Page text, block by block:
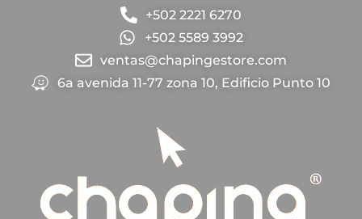
+502 2221 6270
+502 5589 3992
ventas@chapingestore.com
6a avenida 11-77 zona 10, Edificio Punto 10